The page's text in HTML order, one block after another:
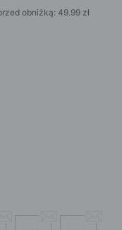
obniżką: 49.99 zł